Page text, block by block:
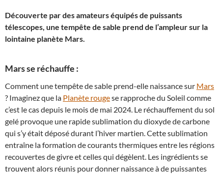
Découverte par des amateurs équipés de puissants
télescopes, une tempête de sable prend de l’ampleur sur la
lointaine planète Mars.
Mars se réchauffe :
Comment une tempête de sable prend-elle naissance sur Mars
? Imaginez que la Planète rougese rapproche du Soleil comme
c’est le cas depuis le mois de mai 2024. Le réchauffement du sol
gelé provoque une rapide sublimation du dioxyde de carbone
qui s’y était déposé durant l’hiver martien. Cette sublimation
entraîne la formation de courants thermiques entre les régions
recouvertes de givre et celles qui dégèlent. Les ingrédients se
trouvent alors réunis pour donner naissance à de puissantes